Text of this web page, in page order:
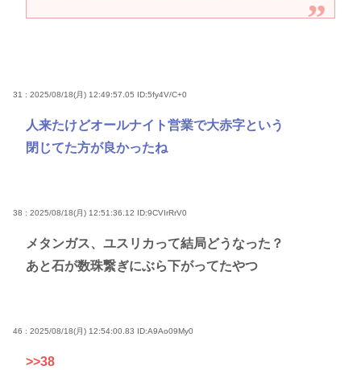
31 : 2025/08/18(月) 12:49:57.05 ID:5fy4V/C+0
人来たけどオールナイト営業で大赤字という
閉じてた方が良かったね
38 : 2025/08/18(月) 12:51:36.12 ID:9CVIrRrV0
メタンガス、ユスリカって結局どうなった？
あと石が数珠繋ぎにぶら下がってたやつ
46 : 2025/08/18(月) 12:54:00.83 ID:A9Ao09My0
>>38